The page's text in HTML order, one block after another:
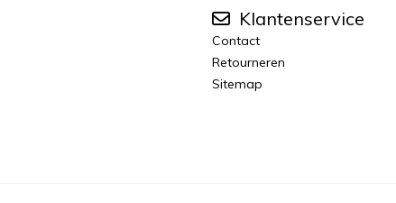
Klantenservice
Contact
Retourneren
Sitemap